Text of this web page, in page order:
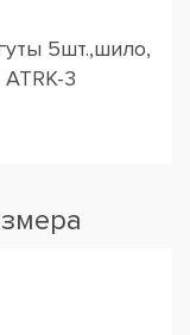
5шт.,шило,
3